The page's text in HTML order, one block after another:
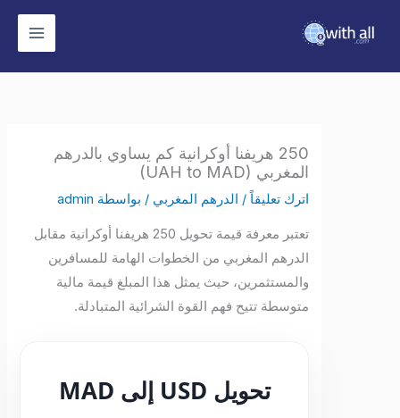
250 هريفنا أوكرانية كم يساوي بالدرهم
المغربي (UAH to MAD)
اترك تعليقاً /الدرهم المغربي/ بواسطة admin
تعتبر معرفة قيمة تحويل 250 هريفنا أوكرانية مقابل
الدرهم المغربي من الخطوات الهامة للمسافرين
والمستثمرين، حيث يمثل هذا المبلغ قيمة مالية
متوسطة تتيح فهم القوة الشرائية المتبادلة.
تحويل USD إلى MAD